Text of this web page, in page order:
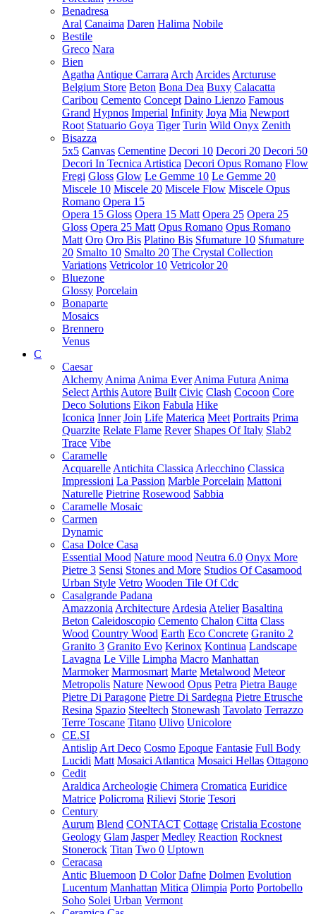
Benadresa
Aral Canaima Daren Halima Nobile
Bestile
Greco Nara
Bien
Agatha Antique Carrara Arch Arcides Arcturuse
Belgium Store Beton Bona Dea Buxy Calacatta
Caribou Cemento Concept Daino Lienzo Famous
Grand Hypnos Imperial Infinity Joya Mia Newport
Root Statuario Goya Tiger Turin Wild Onyx Zenith
Bisazza
5x5 Canvas Cementine Decori 10 Decori 20 Decori 50
Decori In Tecnica Artistica Decori Opus Romano Flow
Fregi Gloss Glow Le Gemme 10 Le Gemme 20
Miscele 10 Miscele 20 Miscele Flow Miscele Opus
Romano Opera 15
Opera 15 Gloss Opera 15 Matt Opera 25 Opera 25
Gloss Opera 25 Matt Opus Romano Opus Romano
Matt Oro Oro Bis Platino Bis Sfumature 10 Sfumature
20 Smalto 10 Smalto 20 The Crystal Collection
Variations Vetricolor 10 Vetricolor 20
Bluezone
Glossy Porcelain
Bonaparte
Mosaics
Brennero
Venus
C
Caesar
Alchemy Anima Anima Ever Anima Futura Anima
Select Arthis Autore Built Civic Clash Cocoon Core
Deco Solutions Eikon Fabula Hike
Iconica Inner Join Life Materica Meet Portraits Prima
Quarzite Relate Flame Rever Shapes Of Italy Slab2
Trace Vibe
Caramelle
Acquarelle Antichita Classica Arlecchino Classica
Impressioni La Passion Marble Porcelain Mattoni
Naturelle Pietrine Rosewood Sabbia
Caramelle Mosaic
Carmen
Dynamic
Casa Dolce Casa
Essential Mood Nature mood Neutra 6.0 Onyx More
Pietre 3 Sensi Stones and More Studios Of Casamood
Urban Style Vetro Wooden Tile Of Cdc
Casalgrande Padana
Amazzonia Architecture Ardesia Atelier Basaltina
Beton Caleidoscopio Cemento Chalon Citta Class
Wood Country Wood Earth Eco Concrete Granito 2
Granito 3 Granito Evo Kerinox Kontinua Landscape
Lavagna Le Ville Limpha Macro Manhattan
Marmoker Marmosmart Marte Metalwood Meteor
Metropolis Nature Newood Opus Petra Pietra Bauge
Pietre Di Paragone Pietre Di Sardegna Pietre Etrusche
Resina Spazio Steeltech Stonewash Tavolato Terrazzo
Terre Toscane Titano Ulivo Unicolore
CE.SI
Antislip Art Deco Cosmo Epoque Fantasie Full Body
Lucidi Matt Mosaici Atlantica Mosaici Hellas Ottagono
Cedit
Araldica Archeologie Chimera Cromatica Euridice
Matrice Policroma Rilievi Storie Tesori
Century
Aurum Blend CONTACT Cottage Cristalia Ecostone
Geology Glam Jasper Medley Reaction Rocknest
Stonerock Titan Two 0 Uptown
Ceracasa
Antic Bluemoon D Color Dafne Dolmen Evolution
Lucentum Manhattan Mitica Olimpia Porto Portobello
Soho Solei Urban Vermont